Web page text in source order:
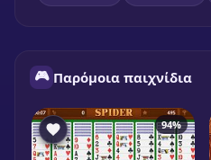
🎮 Παρόμοια παιχνίδια
94%